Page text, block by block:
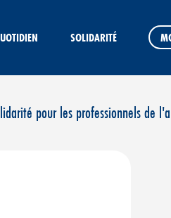
SOLIDARITÉ
pour les professionnels de